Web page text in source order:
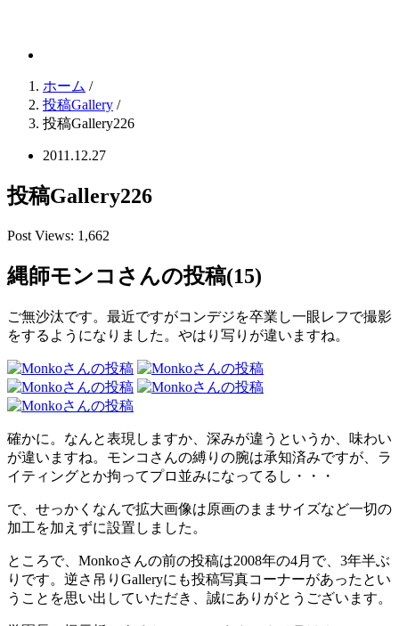
ホーム /
投稿Gallery /
投稿Gallery226
2011.12.27
投稿Gallery226
Post Views: 1,662
縄師モンコさんの投稿(15)
ご無沙汰です。最近ですがコンデジを卒業し一眼レフで撮影
をするようになりました。やはり写りが違いますね。
確かに。なんと表現しますか、深みが違うというか、味わい
が違いますね。モンコさんの縛りの腕は承知済みですが、ラ
イティングとか拘ってプロ並みになってるし・・・
で、せっかくなんで拡大画像は原画のままサイズなど一切の
加工を加えずに設置しました。
ところで、Monkoさんの前の投稿は2008年の4月で、3年半ぶ
りです。逆さ吊りGalleryにも投稿写真コーナーがあったとい
うことを思い出していただき、誠にありがとうございます。